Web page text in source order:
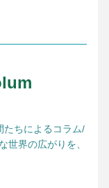
たちによるコラム/
世界の広がりを、